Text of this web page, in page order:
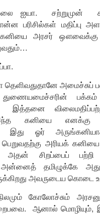
ஐயா. சற்றுமுன்
பரிசில்கள் மதிப்பு
அரசர்
அமைச்சுப்
துணையமைச்சரின்
கனியை எனக்கு
இது ஓர்
அரியக் கனியை,
சிறப்பைப் பற்றி
தமிழுக்கே
அவருடைய கொடை
கோலோச்சும்
ஆனால் மொழியும்,